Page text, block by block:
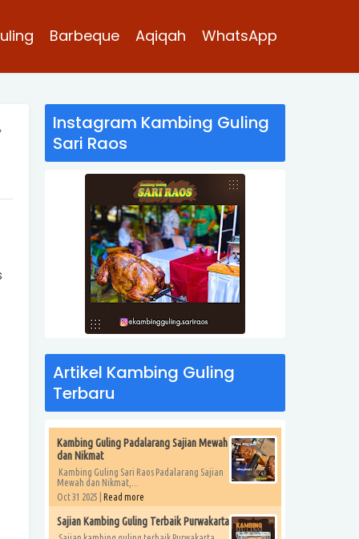
Barbeque Aqiqah WhatsApp
Instagram Kambing Guling
Sari Raos
Artikel Kambing Guling
Terbaru
Kambing Guling Padalarang Sajian Mewah
dan Nikmat
Kambing Guling Sari Raos Padalarang Sajian
Mewah dan Nikmat,...
Oct 31 2025 | Read more
Sajian Kambing Guling Terbaik Purwakarta